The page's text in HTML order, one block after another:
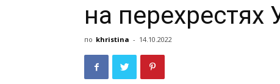
на перехрестях
по khristina - 14.10.2022